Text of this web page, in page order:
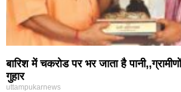
बारिश में चकरोड पर भर जाता है
गुहार
uttampukarnews